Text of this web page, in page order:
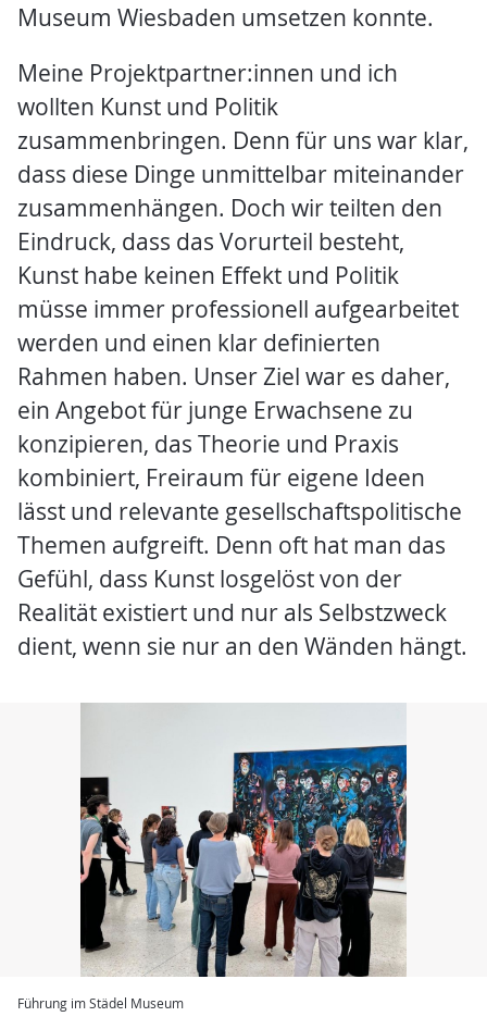
Museum Wiesbaden umsetzen konnte.
Meine Projektpartner:innen und ich
wollten Kunst und Politik
zusammenbringen. Denn für uns war klar,
dass diese Dinge unmittelbar miteinander
zusammenhängen. Doch wir teilten den
Eindruck, dass das Vorurteil besteht,
Kunst habe keinen Effekt und Politik
müsse immer professionell aufgearbeitet
werden und einen klar definierten
Rahmen haben. Unser Ziel war es daher,
ein Angebot für junge Erwachsene zu
konzipieren, das Theorie und Praxis
kombiniert, Freiraum für eigene Ideen
lässt und relevante gesellschaftspolitische
Themen aufgreift. Denn oft hat man das
Gefühl, dass Kunst losgelöst von der
Realität existiert und nur als Selbstzweck
dient, wenn sie nur an den Wänden hängt.
Führung im Städel Museum